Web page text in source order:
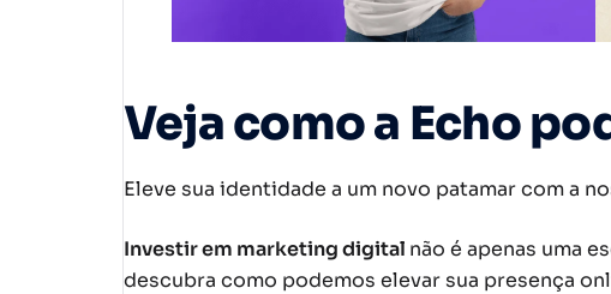
Veja como a Echo
Eleve sua identidade a um novo patamar com a
Investir em marketing digital não é apenas uma
descubra como podemos elevar sua presença